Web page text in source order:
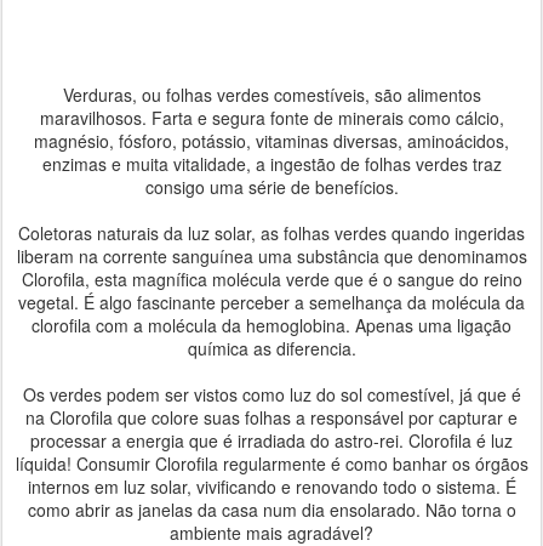
Verduras, ou folhas verdes comestíveis, são alimentos
maravilhosos. Farta e segura fonte de minerais como cálcio,
magnésio, fósforo, potássio, vitaminas diversas, aminoácidos,
enzimas e muita vitalidade, a ingestão de folhas verdes traz
consigo uma série de benefícios.
Coletoras naturais da luz solar, as folhas verdes quando ingeridas
liberam na corrente sanguínea uma substância que denominamos
Clorofila, esta magnífica molécula verde que é o sangue do reino
vegetal. É algo fascinante perceber a semelhança da molécula da
clorofila com a molécula da hemoglobina. Apenas uma ligação
química as diferencia.
Os verdes podem ser vistos como luz do sol comestível, já que é
na Clorofila que colore suas folhas a responsável por capturar e
processar a energia que é irradiada do astro-rei. Clorofila é luz
líquida! Consumir Clorofila regularmente é como banhar os órgãos
internos em luz solar, vivificando e renovando todo o sistema. É
como abrir as janelas da casa num dia ensolarado. Não torna o
ambiente mais agradável?